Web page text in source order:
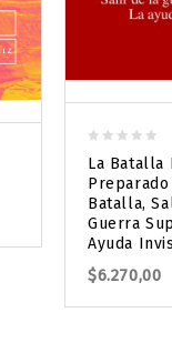
out
of
5
La Batalla
Preparado
Batalla,
Guerra
Ayuda
$6.270,00